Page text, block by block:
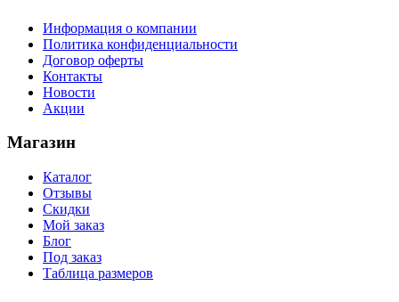
Информация о компании
Политика конфиденциальности
Договор оферты
Контакты
Новости
Акции
Магазин
Каталог
Отзывы
Скидки
Мой заказ
Блог
Под заказ
Таблица размеров